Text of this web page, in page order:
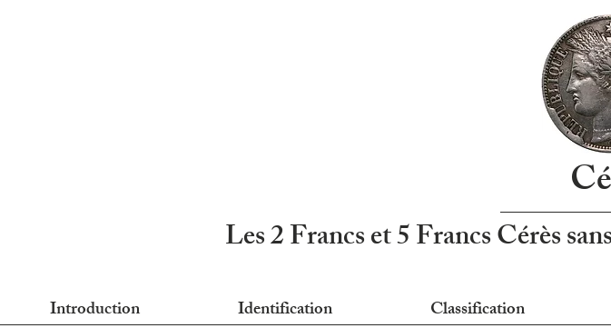
Les 2 Francs et 5 Francs Cérès
Introduction Identification Classification